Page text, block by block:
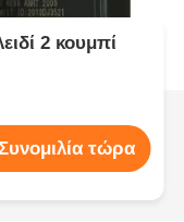
2 κουμπί
τώρα